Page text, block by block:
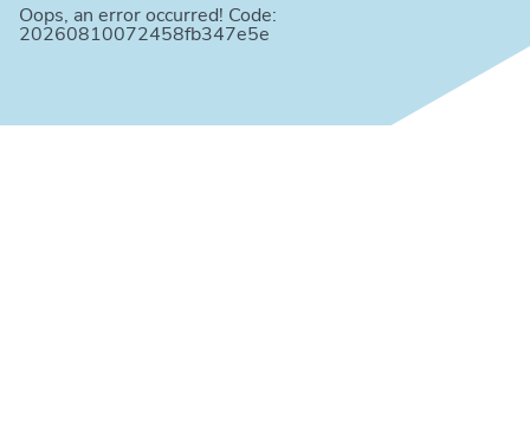
Oops, an error occurred! Code:
20260810072458fb347e5e